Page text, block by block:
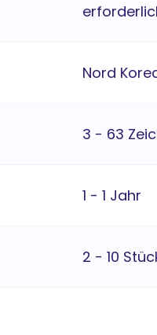
Nord
3 - 63
1 - 1 Jahr
2 - 10